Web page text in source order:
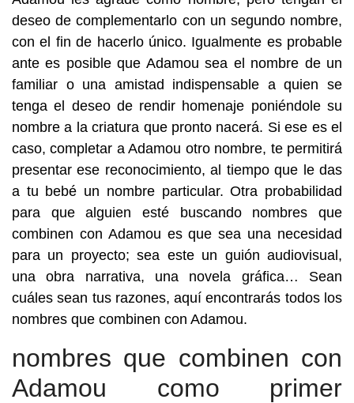
deseo de complementarlo con un segundo nombre,
con el fin de hacerlo único. Igualmente es probable
ante es posible que Adamou sea el nombre de un
familiar o una amistad indispensable a quien se
tenga el deseo de rendir homenaje poniéndole su
nombre a la criatura que pronto nacerá. Si ese es el
caso, completar a Adamou otro nombre, te permitirá
presentar ese reconocimiento, al tiempo que le das
a tu bebé un nombre particular. Otra probabilidad
para que alguien esté buscando nombres que
combinen con Adamou es que sea una necesidad
para un proyecto; sea este un guión audiovisual,
una obra narrativa, una novela gráfica… Sean
cuáles sean tus razones, aquí encontrarás todos los
nombres que combinen con Adamou.
nombres que combinen con
Adamou como primer